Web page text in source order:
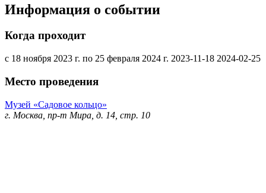
Информация о событии
Когда проходит
с 18 ноября 2023 г. по 25 февраля 2024 г. 2023-11-18 2024-02-25
Место проведения
Музей «Садовое кольцо»
г. Москва, пр-т Мира, д. 14, стр. 10